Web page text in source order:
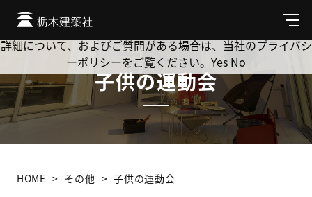
メ
ニ
ュ
子供の運動会
HOME その他 子供の運動会
Cookie を使用して、お客様の活動を追跡してもよろしいです
か? 当社ではお客様のプライバシーを極めて重視しています。
詳細について、およびご質問がある場合は、当社のプライバシ
ーポリシーをご覧ください。 Yes No